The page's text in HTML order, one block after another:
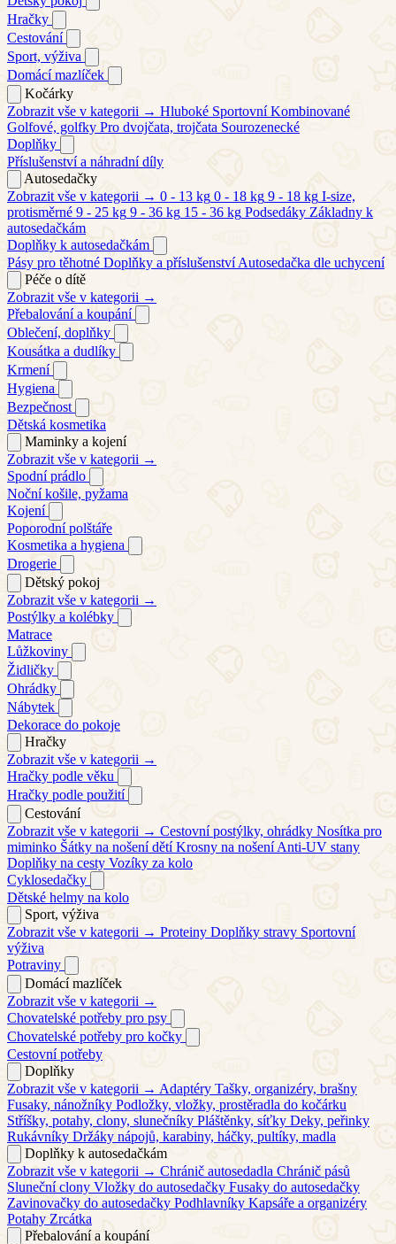
Hračky
Cestování
Sport, výživa
Domácí mazlíček
Kočárky
Zobrazit vše v kategorii → Hluboké Sportovní Kombinované
Golfové, golfky Pro dvojčata, trojčata Sourozenecké
Doplňky
Příslušenství a náhradní díly
Autosedačky
Zobrazit vše v kategorii → 0 - 13 kg 0 - 18 kg 9 - 18 kg I-size,
protisměrné 9 - 25 kg 9 - 36 kg 15 - 36 kg Podsedáky Základny k
autosedačkám
Doplňky k autosedačkám
Pásy pro těhotné Doplňky a příslušenství Autosedačka dle uchycení
Péče o dítě
Zobrazit vše v kategorii →
Přebalování a koupání
Oblečení, doplňky
Kousátka a dudlíky
Krmení
Hygiena
Bezpečnost
Dětská kosmetika
Maminky a kojení
Zobrazit vše v kategorii →
Spodní prádlo
Noční košile, pyžama
Kojení
Poporodní polštáře
Kosmetika a hygiena
Drogerie
Dětský pokoj
Zobrazit vše v kategorii →
Postýlky a kolébky
Matrace
Lůžkoviny
Židličky
Ohrádky
Nábytek
Dekorace do pokoje
Hračky
Zobrazit vše v kategorii →
Hračky podle věku
Hračky podle použití
Cestování
Zobrazit vše v kategorii → Cestovní postýlky, ohrádky Nosítka pro
miminko Šátky na nošení dětí Krosny na nošení Anti-UV stany
Doplňky na cesty Vozíky za kolo
Cyklosedačky
Dětské helmy na kolo
Sport, výživa
Zobrazit vše v kategorii → Proteiny Doplňky stravy Sportovní
výživa
Potraviny
Domácí mazlíček
Zobrazit vše v kategorii →
Chovatelské potřeby pro psy
Chovatelské potřeby pro kočky
Cestovní potřeby
Doplňky
Zobrazit vše v kategorii → Adaptéry Tašky, organizéry, brašny
Fusaky, nánožníky Podložky, vložky, prostěradla do kočárku
Stříšky, potahy, clony, slunečníky Pláštěnky, síťky Deky, peřinky
Rukávníky Držáky nápojů, karabiny, háčky, pultíky, madla
Doplňky k autosedačkám
Zobrazit vše v kategorii → Chránič autosedadla Chránič pásů
Sluneční clony Vložky do autosedačky Fusaky do autosedačky
Zavinovačky do autosedačky Podhlavníky Kapsáře a organizéry
Potahy Zrcátka
Přebalování a koupání